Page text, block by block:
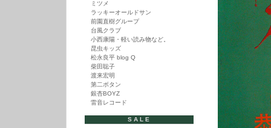
ミツメ
ラッキーオールドサン
前園直樹グループ
台風クラブ
小西康陽・軽い読み物など。
昆虫キッズ
松永良平 blog Q
柴田聡子
渡来宏明
第二ボタン
銀杏BOYZ
雷音レコード
SALE